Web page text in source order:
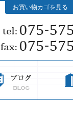
お買い物カゴを見る